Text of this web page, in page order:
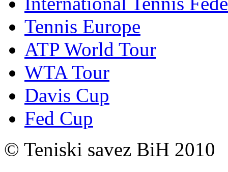
Tennis Europe
ATP World Tour
WTA Tour
Davis Cup
Fed Cup
© Teniski savez BiH 2010